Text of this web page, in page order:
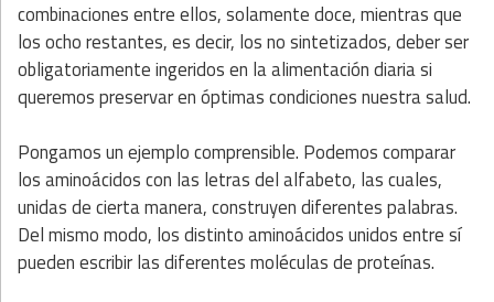
combinaciones entre ellos, solamente doce, mientras que
los ocho restantes, es decir, los no sintetizados, deber ser
obligatoriamente ingeridos en la alimentación diaria si
queremos preservar en óptimas condiciones nuestra salud.
Pongamos un ejemplo comprensible. Podemos comparar
los aminoácidos con las letras del alfabeto, las cuales,
unidas de cierta manera, construyen diferentes palabras.
Del mismo modo, los distinto aminoácidos unidos entre sí
pueden escribir las diferentes moléculas de proteínas.